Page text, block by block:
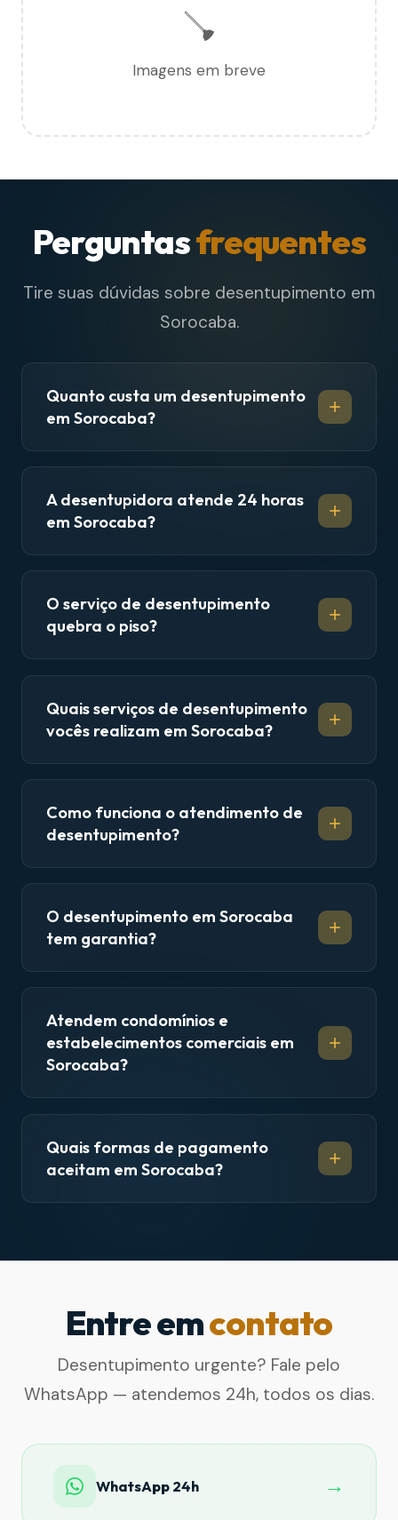
🪠
Imagens em breve
Perguntasfrequentes
Tire suas dúvidas sobre desentupimento em
Sorocaba.
Quanto custa um desentupimento
em Sorocaba?
A desentupidora atende 24 horas
em Sorocaba?
O serviço de desentupimento
quebra o piso?
Quais serviços de desentupimento
vocês realizam em Sorocaba?
Como funciona o atendimento de
desentupimento?
O desentupimento em Sorocaba
tem garantia?
Atendem condomínios e
estabelecimentos comerciais em
Sorocaba?
Quais formas de pagamento
aceitam em Sorocaba?
Entre emcontato
Desentupimento urgente? Fale pelo
WhatsApp — atendemos 24h, todos os dias.
WhatsApp 24h →